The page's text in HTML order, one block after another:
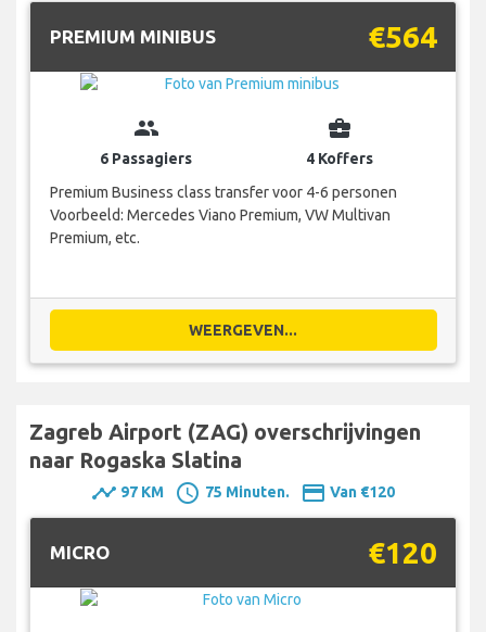
PREMIUM MINIBUS €564
group
6 Passagiers
business_center
4 Koffers
Premium Business class transfer voor 4-6 personen
Voorbeeld: Mercedes Viano Premium, VW Multivan
Premium, etc.
WEERGEVEN...
Zagreb Airport (ZAG) overschrijvingen
naar Rogaska Slatina
timeline 97 KM schedule 75 Minuten. payment Van €120
MICRO €120